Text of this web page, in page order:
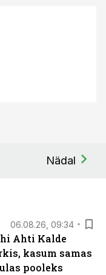
Nädal
06.08.26, 09:34
Ahti Kalde
kasum samas
pooleks